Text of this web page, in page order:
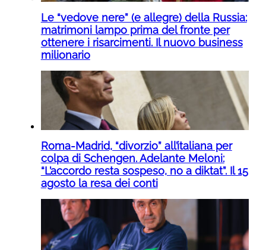
Le “vedove nere” (e allegre) della Russia:
matrimoni lampo prima del fronte per
ottenere i risarcimenti. Il nuovo business
milionario
Roma-Madrid, “divorzio” all’italiana per
colpa di Schengen. Adelante Meloni:
“L’accordo resta sospeso, no a diktat”. Il 15
agosto la resa dei conti